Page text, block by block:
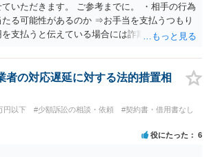
いただきます。 ご参考までに。 ・相手の行為
る可能性があるのか ⇒お手当を支払うつもり
支払うと伝えている場合には詐欺罪に該当す
基づく履行請求として３０万円を請求するこ
パパ活の契約は、売春防止法に抵触する契約
反する契約として 民法上無効（民法９０
に請求できない可能性が高いです。 ・相手の
状態でも対応可能なのか ⇒訴訟等の裁判上の
、原則として相手方の住所・氏名を把握して
者の対応遅延に対する法的措置相
円以下 #少額訴訟の相談・依頼
#契約書・借用書なし
役にたった 6